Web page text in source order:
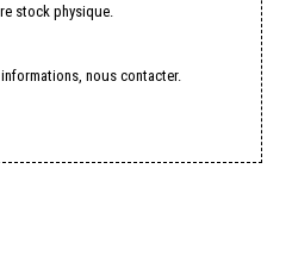
stock physique.
nous contacter.